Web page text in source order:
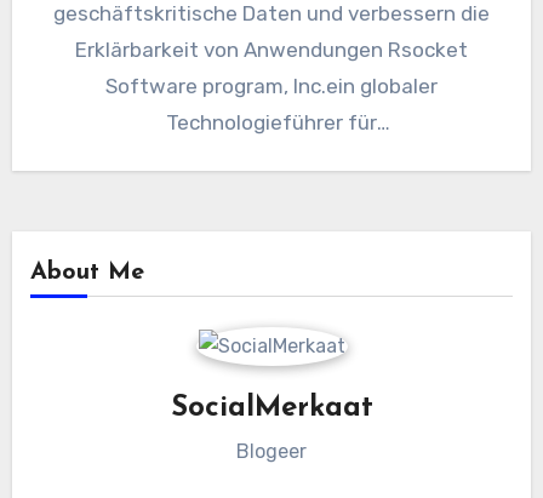
geschäftskritische Daten und verbessern die
Erklärbarkeit von Anwendungen Rsocket
Software program, Inc.ein globaler
Technologieführer für
About Me
SocialMerkaat
Blogeer